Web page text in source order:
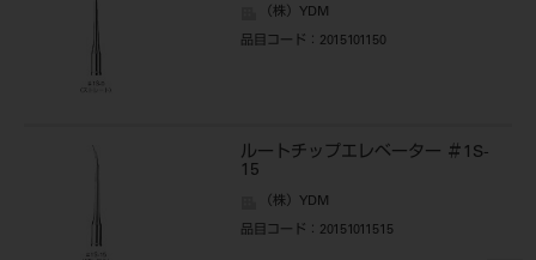
（株）YDM
品目コード ：2015101150
ルートチップエレベーター ＃1S-
15
（株）YDM
品目コード ：20151011515